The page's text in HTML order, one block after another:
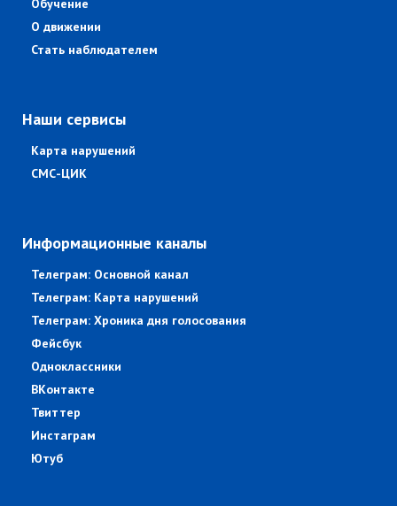
Обучение
О движении
Стать наблюдателем
Наши сервисы
Карта нарушений
СМС-ЦИК
Информационные каналы
Телеграм: Основной канал
Телеграм: Карта нарушений
Телеграм: Хроника дня голосования
Фейсбук
Одноклассники
ВКонтакте
Твиттер
Инстаграм
Ютуб